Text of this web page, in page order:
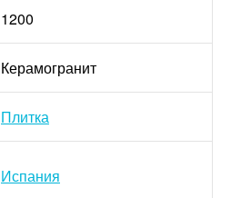
1200
Керамогранит
Плитка
Испания